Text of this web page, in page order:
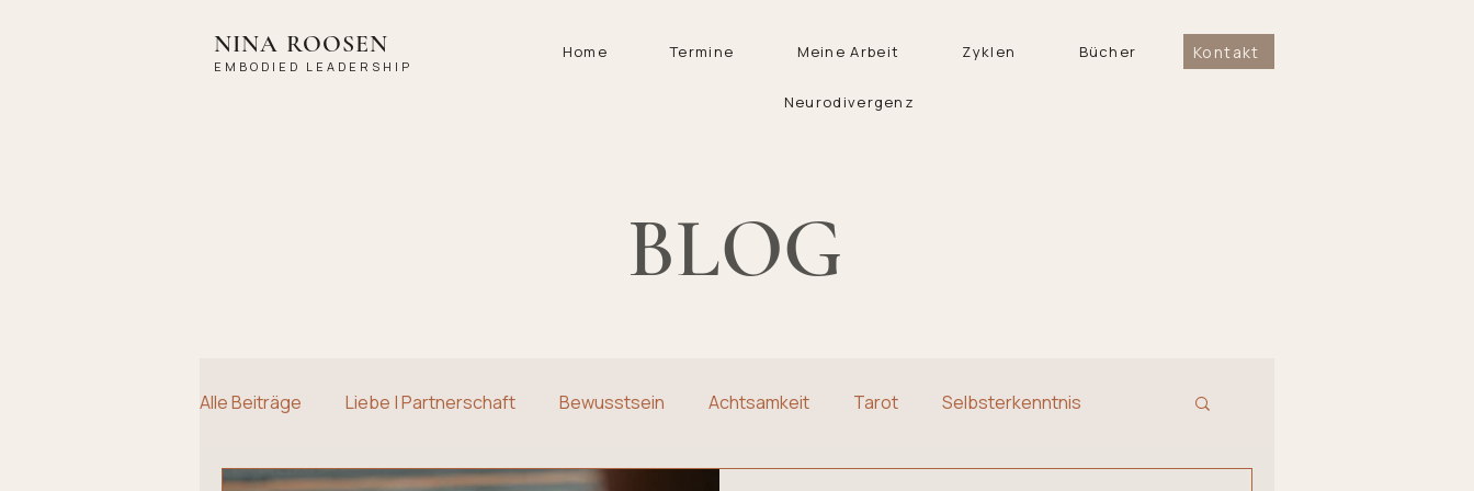
NINA ROOSEN
EMBODIED LEADERSHIP
Home Termine Meine Arbeit Zyklen Bücher
Neurodivergenz
Kontakt
BLOG
Alle Beiträge Liebe | Partnerschaft Bewusstsein Achtsamkeit Tarot Selbsterkenntnis